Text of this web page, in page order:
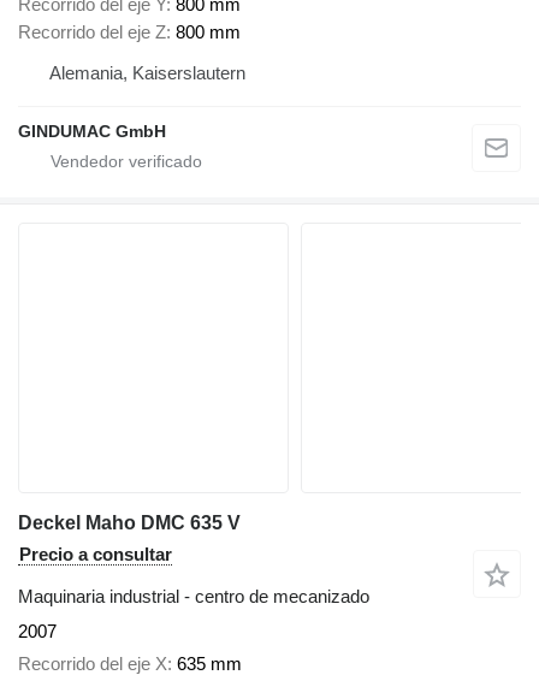
Recorrido del eje Y 800 mm
Recorrido del eje Z 800 mm
Alemania, Kaiserslautern
GINDUMAC GmbH
Deckel Maho DMC 635 V
Precio a consultar
Maquinaria industrial - centro de mecanizado
2007
Recorrido del eje X 635 mm